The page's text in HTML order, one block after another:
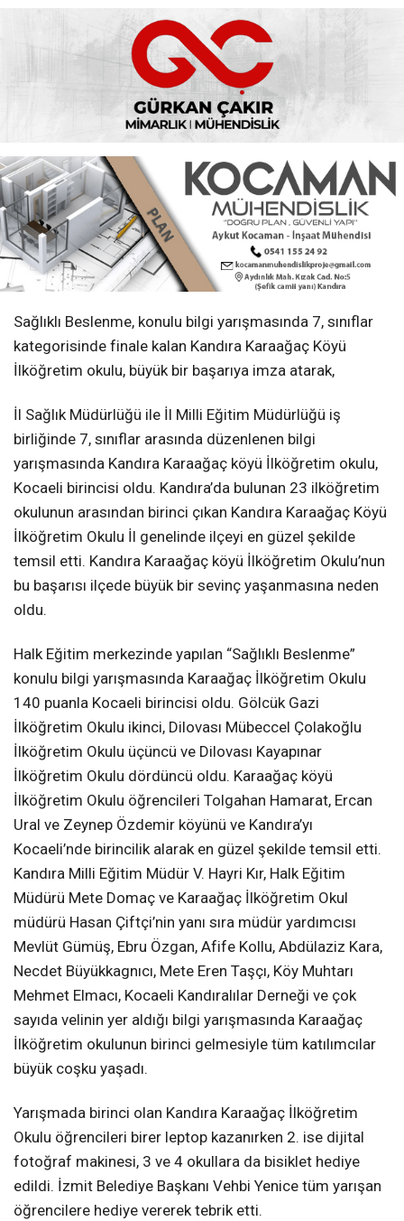
Sağlıklı Beslenme, konulu bilgi yarışmasında 7, sınıflar
kategorisinde finale kalan Kandıra Karaağaç Köyü
İlköğretim okulu, büyük bir başarıya imza atarak,
İl Sağlık Müdürlüğü ile İl Milli Eğitim Müdürlüğü iş
birliğinde 7, sınıflar arasında düzenlenen bilgi
yarışmasında Kandıra Karaağaç köyü İlköğretim okulu,
Kocaeli birincisi oldu. Kandıra’da bulunan 23 ilköğretim
okulunun arasından birinci çıkan Kandıra Karaağaç Köyü
İlköğretim Okulu İl genelinde ilçeyi en güzel şekilde
temsil etti. Kandıra Karaağaç köyü İlköğretim Okulu’nun
bu başarısı ilçede büyük bir sevinç yaşanmasına neden
oldu.
Halk Eğitim merkezinde yapılan “Sağlıklı Beslenme”
konulu bilgi yarışmasında Karaağaç İlköğretim Okulu
140 puanla Kocaeli birincisi oldu. Gölcük Gazi
İlköğretim Okulu ikinci, Dilovası Mübeccel Çolakoğlu
İlköğretim Okulu üçüncü ve Dilovası Kayapınar
İlköğretim Okulu dördüncü oldu. Karaağaç köyü
İlköğretim Okulu öğrencileri Tolgahan Hamarat, Ercan
Ural ve Zeynep Özdemir köyünü ve Kandıra’yı
Kocaeli’nde birincilik alarak en güzel şekilde temsil etti.
Kandıra Milli Eğitim Müdür V. Hayri Kır, Halk Eğitim
Müdürü Mete Domaç ve Karaağaç İlköğretim Okul
müdürü Hasan Çiftçi’nin yanı sıra müdür yardımcısı
Mevlüt Gümüş, Ebru Özgan, Afife Kollu, Abdülaziz Kara,
Necdet Büyükkagnıcı, Mete Eren Taşçı, Köy Muhtarı
Mehmet Elmacı, Kocaeli Kandıralılar Derneği ve çok
sayıda velinin yer aldığı bilgi yarışmasında Karaağaç
İlköğretim okulunun birinci gelmesiyle tüm katılımcılar
büyük coşku yaşadı.
Yarışmada birinci olan Kandıra Karaağaç İlköğretim
Okulu öğrencileri birer leptop kazanırken 2. ise dijital
fotoğraf makinesi, 3 ve 4 okullara da bisiklet hediye
edildi. İzmit Belediye Başkanı Vehbi Yenice tüm yarışan
öğrencilere hediye vererek tebrik etti.